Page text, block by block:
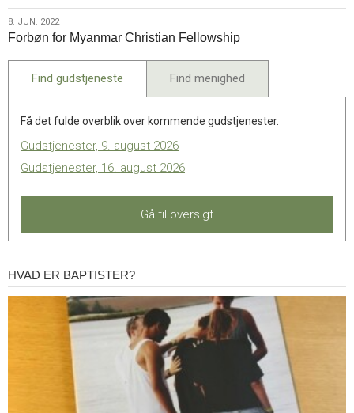
2022
8.
jun.
2022
8. JUN. 2022
Forbøn for Myanmar Christian Fellowship
Find gudstjeneste Find menighed
Få det fulde overblik over kommende gudstjenester.
Gudstjenester, 9. august 2026
Gudstjenester, 16. august 2026
Gå til oversigt
Hvad
er
HVAD ER BAPTISTER?